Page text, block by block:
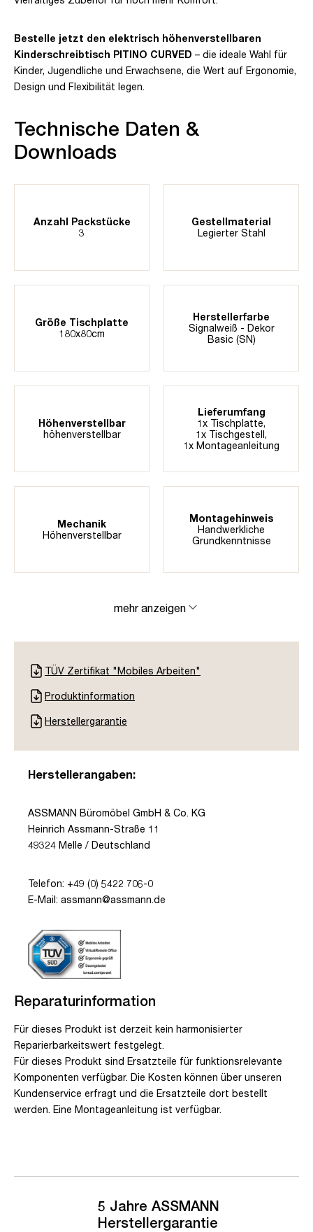
Bestelle jetzt den elektrisch höhenverstellbaren
Kinderschreibtisch PITINO CURVED – die ideale Wahl für
Kinder, Jugendliche und Erwachsene, die Wert auf Ergonomie,
Design und Flexibilität legen.
Technische Daten &
Downloads
Anzahl Packstücke
3
Gestellmaterial
Legierter Stahl
Größe Tischplatte
180x80cm
Herstellerfarbe
Signalweiß - Dekor
Basic (SN)
Höhenverstellbar
höhenverstellbar
Lieferumfang
1x Tischplatte,
1x Tischgestell,
1x Montageanleitung
Mechanik
Höhenverstellbar
Montagehinweis
Handwerkliche
Grundkenntnisse
mehr anzeigen
TÜV Zertifikat "Mobiles Arbeiten"
Produktinformation
Herstellergarantie
Herstellerangaben:
ASSMANN Büromöbel GmbH & Co. KG
Heinrich Assmann-Straße 11
49324 Melle / Deutschland
Telefon: +49 (0) 5422 706-0
E-Mail: assmann@assmann.de
Reparaturinformation
Für dieses Produkt ist derzeit kein harmonisierter
Reparierbarkeitswert festgelegt.
Für dieses Produkt sind Ersatzteile für funktionsrelevante
Komponenten verfügbar. Die Kosten können über unseren
Kundenservice erfragt und die Ersatzteile dort bestellt
werden. Eine Montageanleitung ist verfügbar.
5 Jahre ASSMANN
Herstellergarantie